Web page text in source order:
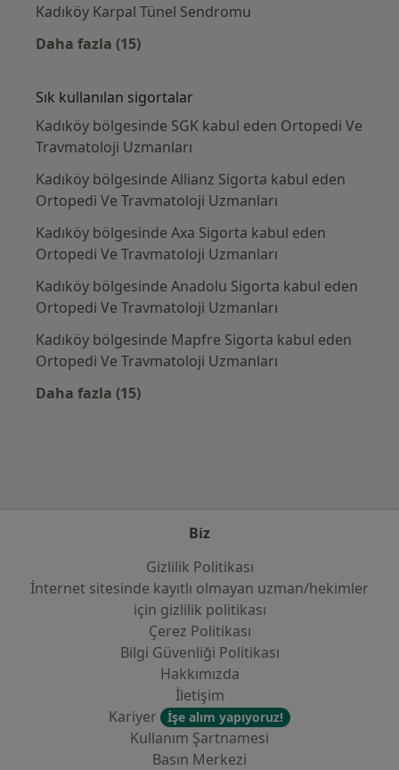
Kadıköy Karpal Tünel Sendromu
Daha fazla (15)
Sık kullanılan sigortalar
Kadıköy bölgesinde SGK kabul eden Ortopedi Ve
Travmatoloji Uzmanları
Kadıköy bölgesinde Allianz Sigorta kabul eden
Ortopedi Ve Travmatoloji Uzmanları
Kadıköy bölgesinde Axa Sigorta kabul eden
Ortopedi Ve Travmatoloji Uzmanları
Kadıköy bölgesinde Anadolu Sigorta kabul eden
Ortopedi Ve Travmatoloji Uzmanları
Kadıköy bölgesinde Mapfre Sigorta kabul eden
Ortopedi Ve Travmatoloji Uzmanları
Daha fazla (15)
Biz
Gizlilik Politikası
İnternet sitesinde kayıtlı olmayan uzman/hekimler
i̇çin gizlilik politikası
Çerez Politikası
Bilgi Güvenliği Politikası
Hakkımızda
İletişim
Kariyer
İşe alım yapıyoruz!
Kullanım Şartnamesi
Basın Merkezi